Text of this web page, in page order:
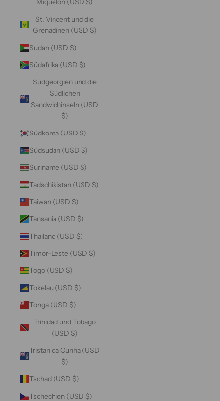
St. Vincent und die
Grenadinen (USD $)
Sudan (USD $)
Südafrika (USD $)
Südgeorgien und die
Südlichen
Sandwichinseln (USD
$)
Südkorea (USD $)
Südsudan (USD $)
Suriname (USD $)
Tadschikistan (USD $)
Taiwan (USD $)
Tansania (USD $)
Thailand (USD $)
Timor-Leste (USD $)
Togo (USD $)
Tokelau (USD $)
Tonga (USD $)
Trinidad und Tobago
(USD $)
Tristan da Cunha (USD
$)
Tschad (USD $)
Tschechien (USD $)